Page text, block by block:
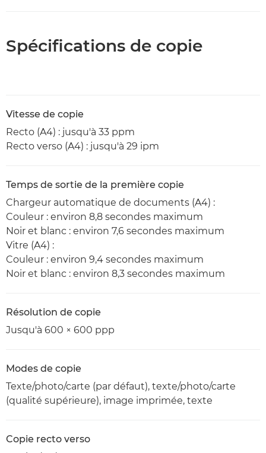
Spécifications de copie
Vitesse de copie
Recto (A4) : jusqu'à 33 ppm
Recto verso (A4) : jusqu'à 29 ipm
Temps de sortie de la première copie
Chargeur automatique de documents (A4) :
Couleur : environ 8,8 secondes maximum
Noir et blanc : environ 7,6 secondes maximum
Vitre (A4) :
Couleur : environ 9,4 secondes maximum
Noir et blanc : environ 8,3 secondes maximum
Résolution de copie
Jusqu'à 600 × 600 ppp
Modes de copie
Texte/photo/carte (par défaut), texte/photo/carte
(qualité supérieure), image imprimée, texte
Copie recto verso